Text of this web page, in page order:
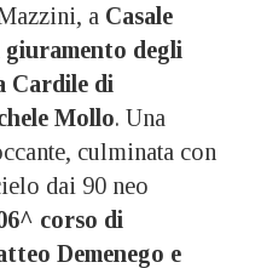
a Casale
giuramento degli
Cardile di
Mollo. Una
culminata con
dai 90 neo
corso di
Demenego e